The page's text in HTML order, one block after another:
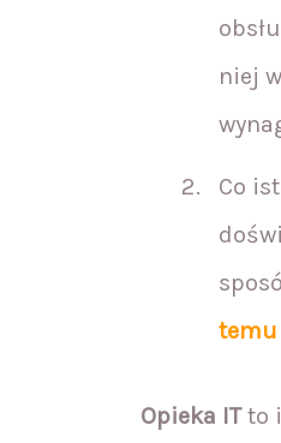
niej
Co
temu
Opieka ITto